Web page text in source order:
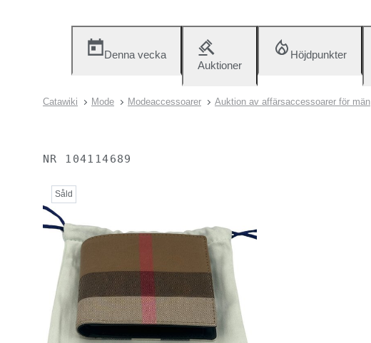
Denna vecka
Auktioner
Höjdpunkter
Catawiki Mode Modeaccessoarer Auktion av affärsaccessoarer för män
NR 104114689
Såld